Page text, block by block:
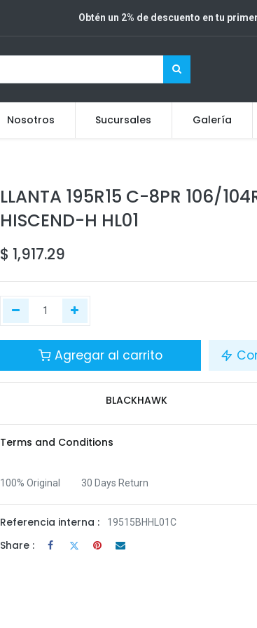
Obtén un 2% de descuento en tu
Nosotros Sucursales Galería
LLANTA 195R15 C-8PR 106/
HISCEND-H HL01
$ 1,917.29
Agregar al carrito
BLACKHAWK
Terms and Conditions
100% Original 30 Days Return
Referencia interna : 19515BHHL01C
Share :